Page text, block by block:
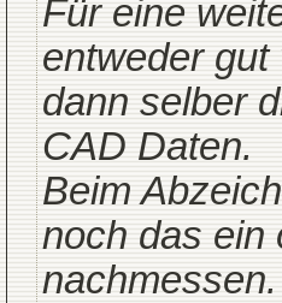
Für eine
entweder
dann selber
CAD Daten.
Beim
noch das ein
nachmessen.